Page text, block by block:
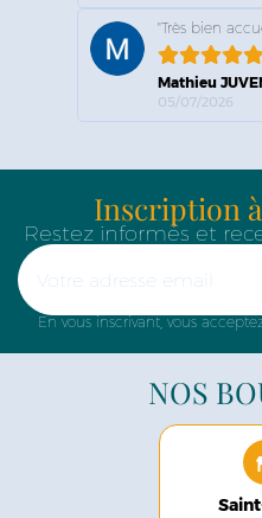
"Très bien
Mathieu
05/07/2026
Inscription
Restez informés et
En vous inscrivant, vous
NOS